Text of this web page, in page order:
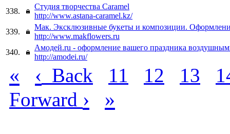
338.
Студия творчества Caramel
http://www.astana-caramel.kz/
339.
Мак. Эксклюзивные букеты и композиции.
http://www.makflowers.ru
340.
Амодей.ru - оформление вашего праздника
http://amodei.ru/
« ‹ Back 11 12 13
Forward › »